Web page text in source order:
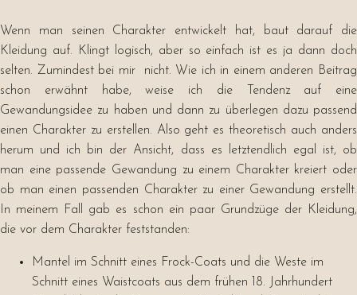
Wenn man seinen Charakter entwickelt hat, baut darauf die
Kleidung auf. Klingt logisch, aber so einfach ist es ja dann doch
selten. Zumindest bei mir nicht. Wie ich in einem anderen Beitrag
schon erwähnt habe, weise ich die Tendenz auf eine
Gewandungsidee zu haben und dann zu überlegen dazu passend
einen Charakter zu erstellen. Also geht es theoretisch auch anders
herum und ich bin der Ansicht, dass es letztendlich egal ist, ob
man eine passende Gewandung zu einem Charakter kreiert oder
ob man einen passenden Charakter zu einer Gewandung erstellt.
In meinem Fall gab es schon ein paar Grundzüge der Kleidung,
die vor dem Charakter feststanden:
Mantel im Schnitt eines Frock-Coats und die Weste im
Schnitt eines Waistcoats aus dem frühen 18. Jahrhundert